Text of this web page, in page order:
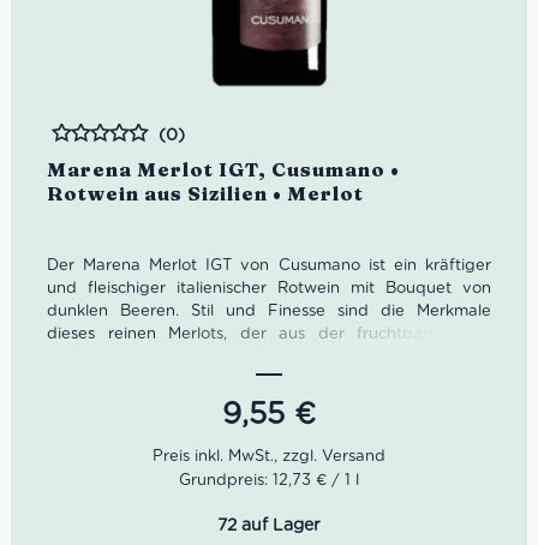
Marena Merlot IGT, Cusumano •
Rotwein aus Sizilien • Merlot
Bewertet
(0)
Der Marena Merlot IGT von Cusumano ist ein kräftiger
und fleischiger italienischer Rotwein mit Bouquet von
dunklen Beeren. Stil und Finesse sind die Merkmale
dieses reinen Merlots, der aus der fruchtbaren und
Geruch: Intensiv mit Aromen von dunklen Beeren
und Kirschen.
Geschmack: Elegant und weich mit viel Saftigkeit,
dezenter Säure und angenehmen Tanninen.
9,55 €
Grundpreis: 12,73 € / 1 l
72 auf Lager